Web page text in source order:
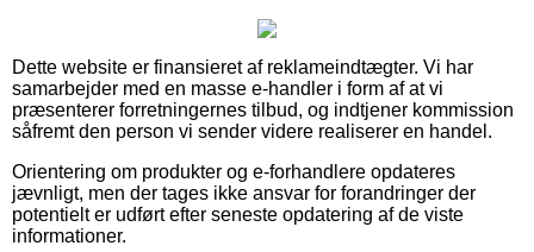
Dette website er finansieret af reklameindtægter. Vi har
samarbejder med en masse e-handler i form af at vi
præsenterer forretningernes tilbud, og indtjener kommission
såfremt den person vi sender videre realiserer en handel.
Orientering om produkter og e-forhandlere opdateres
jævnligt, men der tages ikke ansvar for forandringer der
potentielt er udført efter seneste opdatering af de viste
informationer.